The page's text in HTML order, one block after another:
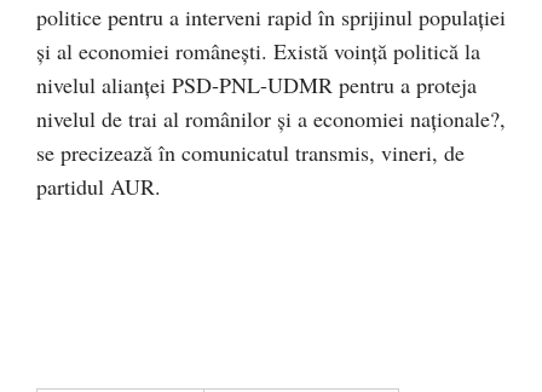
politice pentru a interveni rapid în sprijinul populației
și al economiei românești. Există voință politică la
nivelul alianței PSD-PNL-UDMR pentru a proteja
nivelul de trai al românilor și a economiei naționale?,
se precizează în comunicatul transmis, vineri, de
partidul AUR.